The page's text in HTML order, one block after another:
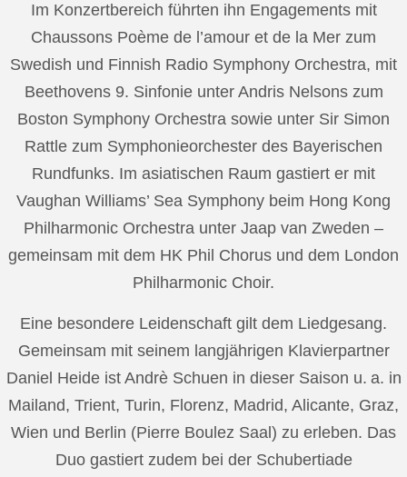
Im Konzertbereich führten ihn Engagements mit
Chaussons Poème de l’amour et de la Mer zum
Swedish und Finnish Radio Symphony Orchestra, mit
Beethovens 9. Sinfonie unter Andris Nelsons zum
Boston Symphony Orchestra sowie unter Sir Simon
Rattle zum Symphonieorchester des Bayerischen
Rundfunks. Im asiatischen Raum gastiert er mit
Vaughan Williams’ Sea Symphony beim Hong Kong
Philharmonic Orchestra unter Jaap van Zweden –
gemeinsam mit dem HK Phil Chorus und dem London
Philharmonic Choir.
Eine besondere Leidenschaft gilt dem Liedgesang.
Gemeinsam mit seinem langjährigen Klavierpartner
Daniel Heide ist Andrè Schuen in dieser Saison u. a. in
Mailand, Trient, Turin, Florenz, Madrid, Alicante, Graz,
Wien und Berlin (Pierre Boulez Saal) zu erleben. Das
Duo gastiert zudem bei der Schubertiade